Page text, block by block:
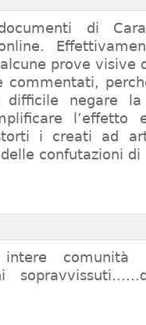
di
prove visive
commentati,
difficile negare
l’effetto
i creati ad
confutazioni di
comunità